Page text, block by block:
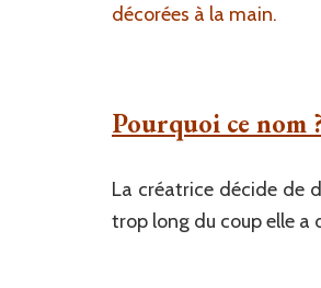
décorées à la main.
Pourquoi ce nom
La créatrice décide de
trop long du coup elle a